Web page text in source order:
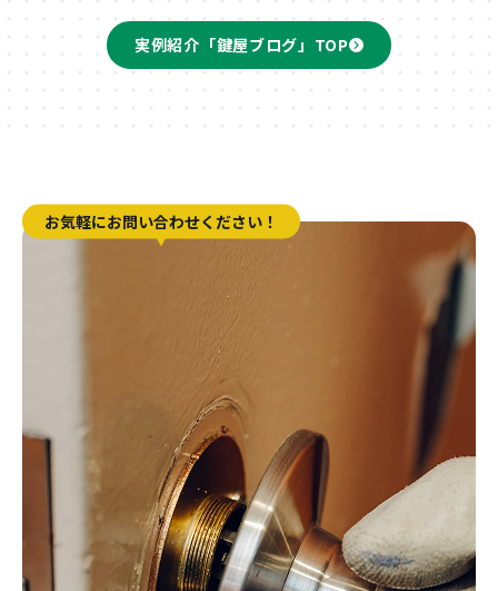
実例紹介「鍵屋ブログ」TOP
お気軽にお問い合わせください！